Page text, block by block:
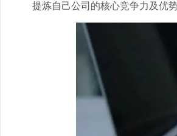
提炼自己公司的核心竞争力及优